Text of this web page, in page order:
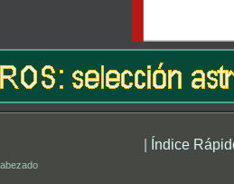
| Índice